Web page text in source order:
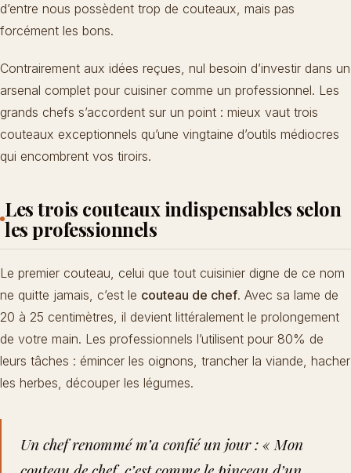
d’entre nous possèdent trop de couteaux, mais pas
forcément les bons.
Contrairement aux idées reçues, nul besoin d’investir dans un
arsenal complet pour cuisiner comme un professionnel. Les
grands chefs s’accordent sur un point : mieux vaut trois
couteaux exceptionnels qu’une vingtaine d’outils médiocres
qui encombrent vos tiroirs.
Les trois couteaux indispensables selon
les professionnels
Le premier couteau, celui que tout cuisinier digne de ce nom
ne quitte jamais, c’est le couteau de chef. Avec sa lame de
20 à 25 centimètres, il devient littéralement le prolongement
de votre main. Les professionnels l’utilisent pour 80% de
leurs tâches : émincer les oignons, trancher la viande, hacher
les herbes, découper les légumes.
Un chef renommé m’a confié un jour : « Mon